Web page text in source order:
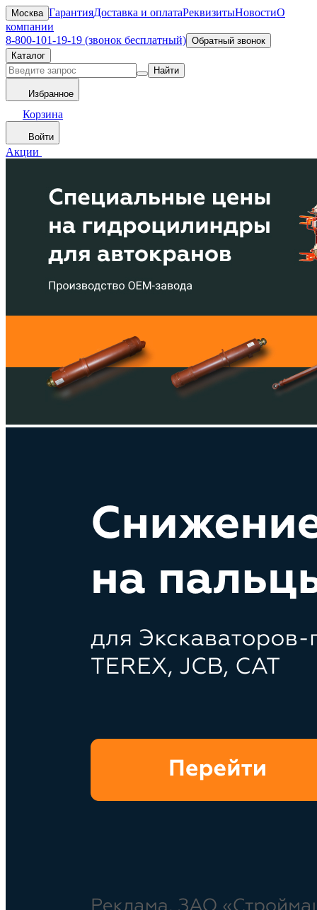
Москва ГарантияДоставка и оплатаРеквизитыНовостиО
компании
8-800-101-19-19 (звонок бесплатный) Обратный звонок
Каталог
Найти
Избранное
Корзина
Войти
Акции